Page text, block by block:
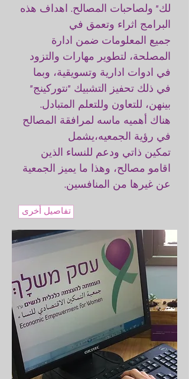
لك" ولصاحبات المصالح. اهداف هذه
البرامج اثراء وتعمق في
جميع المعلومات ضمن ادارة
المصلحة، لتطوير مهارات والتزود
في ادوات ادارية وتسويقية، وبما
في ذلك تحفيز التشبيك "نتوركينج"
بينهن، للتعاون وللتعلم المتبادل.
هناك أهميه ماسه لمرافقة المصالح
في رؤية الجمعيه،يشمل
تمكين ذاتي ودعم للنساء الذين
اقامو مصالح، وهذا ما يميز الجمعية
عن غيرها من المنافسين.
تفاصيل أخرى